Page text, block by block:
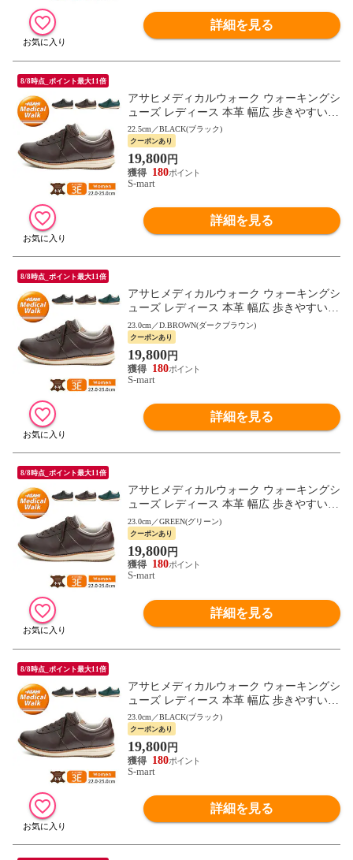
詳細を見る
8/8時点_ポイント最大11倍
アサヒメディカルウォーク ウォーキングシ
ューズ レディース 本革 幅広 歩きやすい
母の日 敬老の日 ギフト 黒 ブラック ブラ
ウン L037
22.5cm／BLACK(ブラック)
クーポンあり
19,800円
180
S-mart
詳細を見る
8/8時点_ポイント最大11倍
アサヒメディカルウォーク ウォーキングシ
ューズ レディース 本革 幅広 歩きやすい
母の日 敬老の日 ギフト 黒 ブラック ブラ
ウン L037
23.0cm／D.BROWN(ダークブラウン)
クーポンあり
19,800円
180
S-mart
詳細を見る
8/8時点_ポイント最大11倍
アサヒメディカルウォーク ウォーキングシ
ューズ レディース 本革 幅広 歩きやすい
母の日 敬老の日 ギフト 黒 ブラック ブラ
ウン L037
23.0cm／GREEN(グリーン)
クーポンあり
19,800円
180
S-mart
詳細を見る
8/8時点_ポイント最大11倍
アサヒメディカルウォーク ウォーキングシ
ューズ レディース 本革 幅広 歩きやすい
母の日 敬老の日 ギフト 黒 ブラック ブラ
ウン L037
23.0cm／BLACK(ブラック)
クーポンあり
19,800円
180
S-mart
詳細を見る